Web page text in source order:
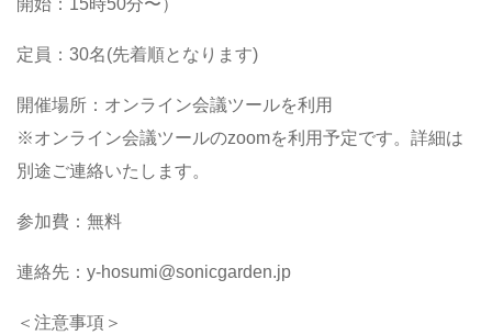
開始：15時50分〜）
定員：30名(先着順となります)
開催場所：オンライン会議ツールを利用
※オンライン会議ツールのzoomを利用予定です。詳細は
別途ご連絡いたします。
参加費：無料
連絡先：y-hosumi@sonicgarden.jp
＜注意事項＞